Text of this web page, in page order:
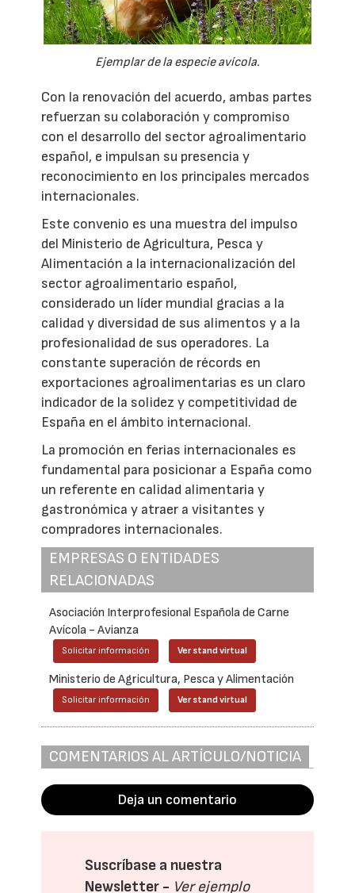
Ejemplar de la especie avícola.
Con la renovación del acuerdo, ambas partes
refuerzan su colaboración y compromiso
con el desarrollo del sector agroalimentario
español, e impulsan su presencia y
reconocimiento en los principales mercados
internacionales.
Este convenio es una muestra del impulso
del Ministerio de Agricultura, Pesca y
Alimentación a la internacionalización del
sector agroalimentario español,
considerado un líder mundial gracias a la
calidad y diversidad de sus alimentos y a la
profesionalidad de sus operadores. La
constante superación de récords en
exportaciones agroalimentarias es un claro
indicador de la solidez y competitividad de
España en el ámbito internacional.
La promoción en ferias internacionales es
fundamental para posicionar a España como
un referente en calidad alimentaria y
gastronómica y atraer a visitantes y
compradores internacionales.
EMPRESAS O ENTIDADES
RELACIONADAS
Asociación Interprofesional Española de Carne
Avícola - Avianza
Solicitar información Ver stand virtual
Ministerio de Agricultura, Pesca y Alimentación
Solicitar información Ver stand virtual
COMENTARIOS AL ARTÍCULO/NOTICIA
Deja un comentario
Suscríbase a nuestra
Newsletter - Ver ejemplo